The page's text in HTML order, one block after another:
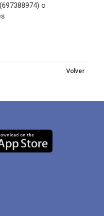
o
Volver